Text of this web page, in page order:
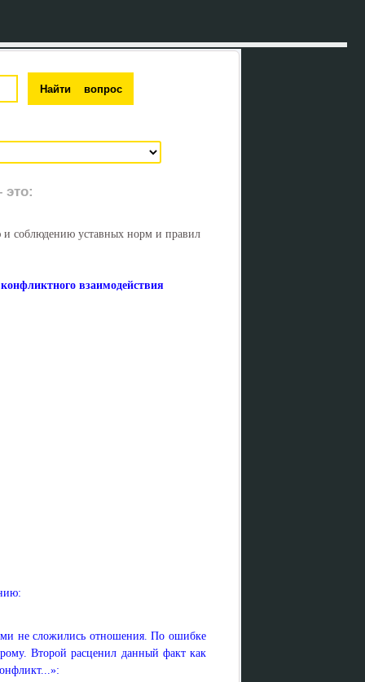
это:
соблюдению уставных норм и правил
взаимодействия
не сложились отношения. По ошибке
Второй расценил данный факт как